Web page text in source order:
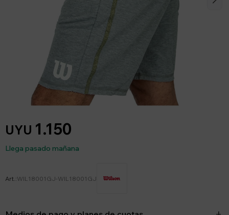
UYU 1.150
Llega pasado mañana
WIL18001GJ-WIL18001GJ